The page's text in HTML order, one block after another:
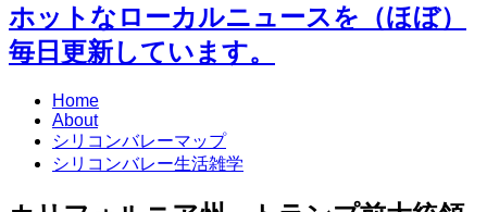
ホットなローカルニュースを（ほぼ）
毎日更新しています。
Home
About
シリコンバレーマップ
シリコンバレー生活雑学